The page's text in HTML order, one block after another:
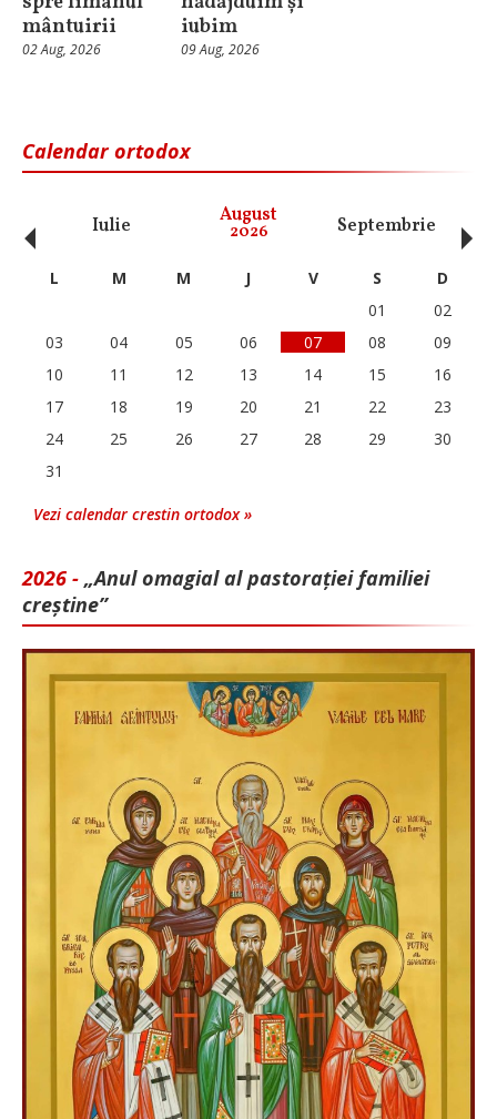
mântuirii
02 Aug, 2026
iubim
09 Aug, 2026
Calendar ortodox
Iulie August
2026 Septembrie
‹ L M M J V S
D
01
02
03
04 05 06 07 08
09
10
11 12 13 14 15
16
17
18 19 20 21 22
23
24
25 26 27 28 29
30
31
Vezi calendar crestin ortodox »
2026 - „Anul omagial al pastorației familiei
creștine”